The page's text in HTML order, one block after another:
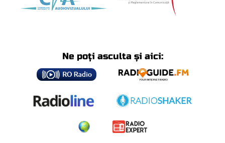
Ne poți asculta și aici: